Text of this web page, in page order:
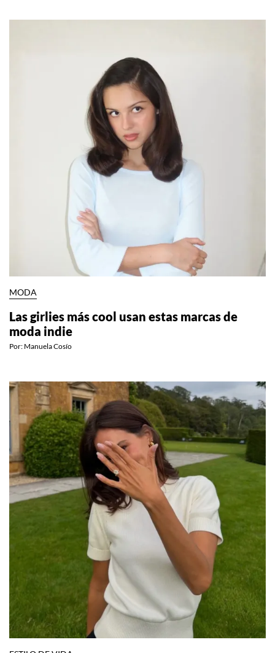
MODA
Las girlies más cool usan estas marcas de
moda indie
Por: Manuela Cosío